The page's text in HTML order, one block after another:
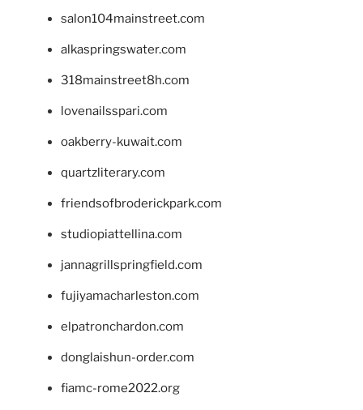
salon104mainstreet.com
alkaspringswater.com
318mainstreet8h.com
lovenailsspari.com
oakberry-kuwait.com
quartzliterary.com
friendsofbroderickpark.com
studiopiattellina.com
jannagrillspringfield.com
fujiyamacharleston.com
elpatronchardon.com
donglaishun-order.com
fiamc-rome2022.org